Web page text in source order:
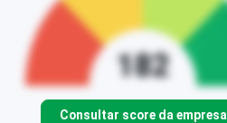
Consultar score da empresa